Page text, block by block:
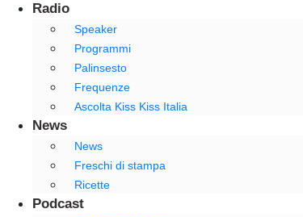
Radio
Speaker
Programmi
Palinsesto
Frequenze
Ascolta Kiss Kiss Italia
News
News
Freschi di stampa
Ricette
Podcast